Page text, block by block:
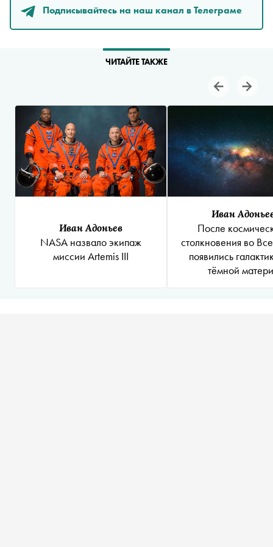
Подписывайтесь на наш канал в Телеграме
ЧИТАЙТЕ ТАКЖЕ
Иван Адоньев
NASA назвало экипаж
миссии Artemis III
Иван
После
столкновения во
появились
тёмной